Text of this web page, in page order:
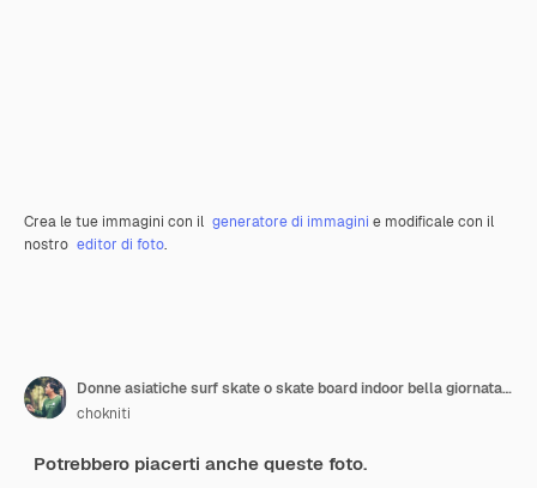
Crea le tue immagini con il generatore di immagini e modificale con il
nostro editor di foto.
Donne asiatiche surf skate o skate board indoor bella giornata estiva Attività sportiva concetto di stile di vita
chokniti
Potrebbero piacerti anche queste foto.